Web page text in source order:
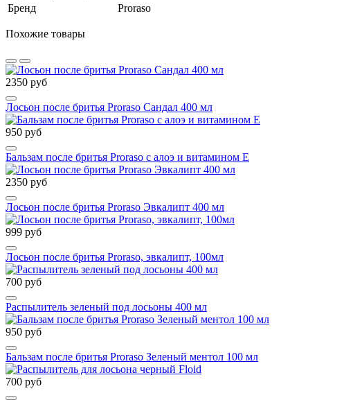
Бренд
Proraso
Похожие товары
2350 руб
Лосьон после бритья Proraso Сандал 400 мл
950 руб
Бальзам после бритья Proraso с алоэ и витамином Е
2350 руб
Лосьон после бритья Proraso Эвкалипт 400 мл
999 руб
Лосьон после бритья Proraso, эвкалипт, 100мл
700 руб
Распылитель зеленый под лосьоны 400 мл
950 руб
Бальзам после бритья Proraso Зеленый ментол 100 мл
700 руб